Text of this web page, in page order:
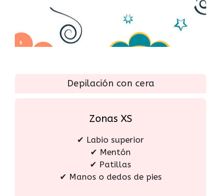
Depilación con cera
Zonas XS
✔ Labio superior
✔ Mentón
✔ Patillas
✔ Manos o dedos de pies